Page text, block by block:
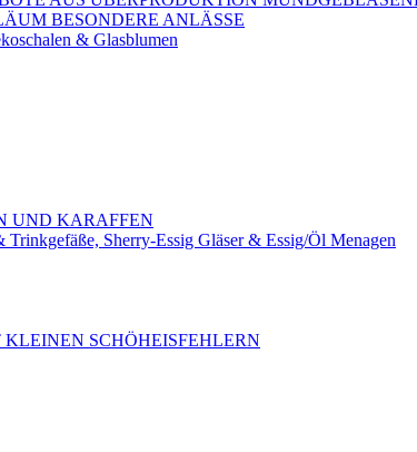
BESONDERE ANLÄSSE
& Glasblumen
UND KARAFFEN
Sherry-Essig Gläser & Essig/Öl Menagen
SCHÖHEISFEHLERN